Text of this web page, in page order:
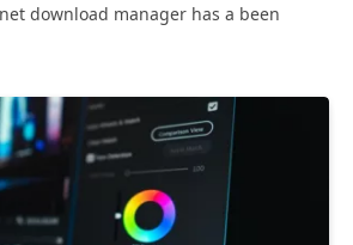
download manager has a been